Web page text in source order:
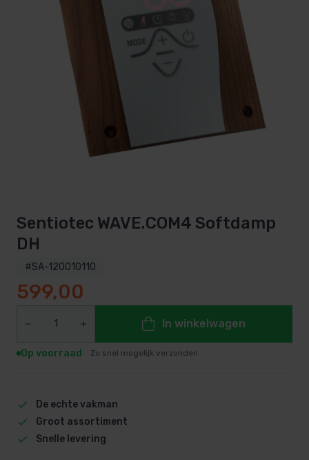
Sentiotec WAVE.COM4 Softdamp
DH
#SA-120010110
599,00
In winkelwagen
Op voorraad Zo snel mogelijk verzonden
De echte vakman
Groot assortiment
Snelle levering